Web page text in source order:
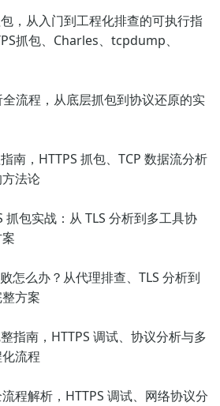
，从入门到工程化排查的可执行指
抓包、Charles、tcpdump、
全流程，从底层抓包到协议还原的实
南，HTTPS 抓包、TCP 数据流分析
法论
抓包实战：从 TLS 分析到多工具协
怎么办？从代理排查、TLS 分析到
方案
指南，HTTPS 调试、协议分析与多
流程
程解析，HTTPS 调试、网络协议分